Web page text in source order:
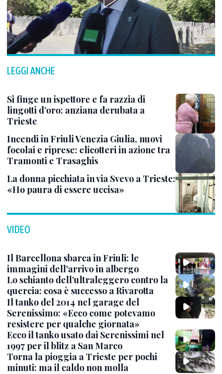
LEGGI ANCHE
Si finge un ispettore e fa razzia di
lingotti d’oro: anziana derubata a
Trieste
Incendi in Friuli Venezia Giulia, nuovi
focolai e riprese: elicotteri in azione tra
Tramonti e Trasaghis
La donna picchiata in via Svevo a Trieste:
«Ho paura di essere uccisa»
VIDEO
Il Barcellona sbarca in Friuli: le
immagini dell'arrivo in albergo
Lo schianto dell’ultraleggero contro la
quercia: cosa è successo a Rivarotta
Il tanko del 2014 nel garage del
Serenissimo: «Ecco come potevamo
resistere per qualche giornata»
Ecco il tanko usato dai Serenissimi nel
1997 per il blitz a San Marco
Torna la pioggia a Trieste per pochi
minuti: ma il caldo non molla